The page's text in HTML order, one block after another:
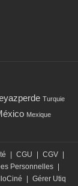
Turquie
Mexique
| CGU | CGV |
Personnelles |
| Gérer Utiq